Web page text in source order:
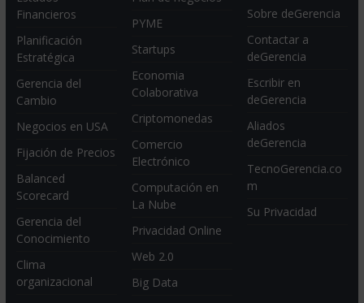
Financieros
Planificación
Estratégica
Gerencia del
Cambio
Negocios en USA
Fijación de Precios
Balanced
Scorecard
Gerencia del
Conocimiento
Clima
organizacional
PYME
Startups
Economia
Colaborativa
Criptomonedas
Comercio
Electrónico
Computación en
La Nube
Privacidad Online
Web 2.0
Big Data
Sobre deGerencia
Contactar a
deGerencia
Escribir en
deGerencia
Aliados
deGerencia
TecnoGerencia.co
m
Su Privacidad